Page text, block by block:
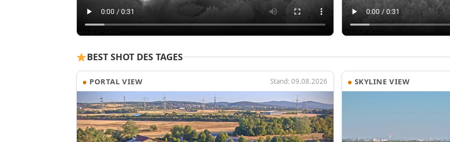
BEST SHOT DES TAGES
PORTAL VIEW Stand: 09.08.2026 SKYLINE VIEW